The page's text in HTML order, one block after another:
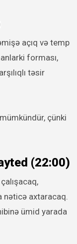
açıq və temp
forması,
təsir
çünki
(22:00)
nəticə axtaracaq.
ümid yarada